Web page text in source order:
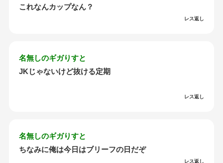
これなんカップなん？
レス返し
名無しのギガりすと
JKじゃないけど抜ける定期
レス返し
名無しのギガりすと
ちなみに俺は今日はブリーフの日だぞ
レス返し